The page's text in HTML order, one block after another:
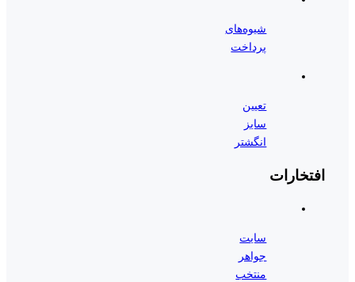
شیوه‌های
پرداخت
تعیین
سایز
انگشتر
افتخارات
سایت
جواهر
منتخب